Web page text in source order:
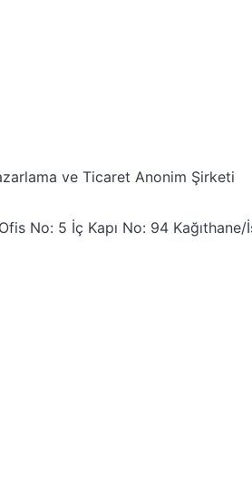
ve Ticaret Anonim Şirketi
No: 5 İç Kapı No: 94 Kağıthane/